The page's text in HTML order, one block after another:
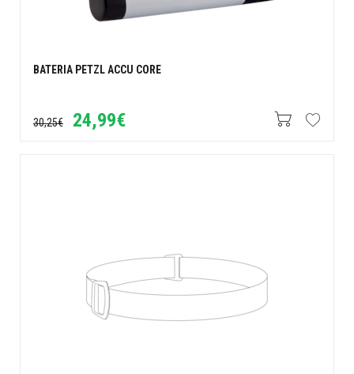
BATERIA PETZL ACCU CORE
30,25€ 24,99€